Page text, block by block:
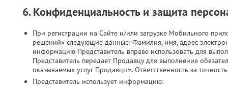
6. Конфиденциальность и защита
При регистрации на Сайте и/или загрузке Мобильного
решений» следующие данные: Фамилия, имя, адрес
информацию Представитель вправе использовать для
Представитель передает Продавцу для выполнения
оказываемых услуг Продавцом. Ответственность за
Представитель использует информацию: